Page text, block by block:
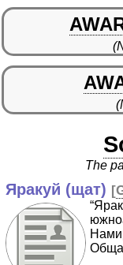
The
Яракуй (щат) [